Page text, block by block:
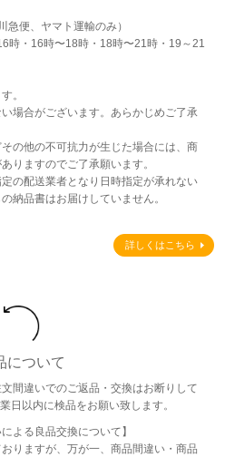
便、ヤマト運輸のみ）
時・16時〜18時・18時〜21時・19～21
。
場合がございます。あらかじめご了承
の他の不可抗力が生じた場合には、商
りますのでご了承願います。
の配送業者となり日時指定が承れない
納品書はお届けしていません。
詳しくはこちら
について
間違いでのご返品・交換はお断りして
日以内に検品をお願い致します。
よる良品交換について】
りますが、万が一、商品間違い・商品